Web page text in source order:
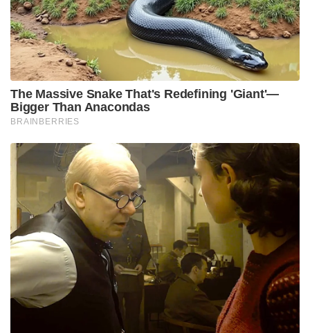
The Massive Snake That's Redefining 'Giant'—
Bigger Than Anacondas
BRAINBERRIES